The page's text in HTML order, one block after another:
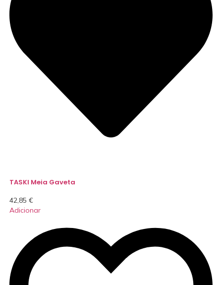
TASKI Meia Gaveta
42,85 €
Adicionar